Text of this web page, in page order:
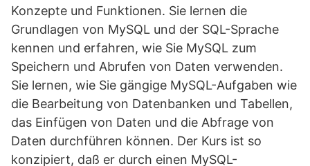
Konzepte und Funktionen. Sie lernen die
Grundlagen von MySQL und der SQL-Sprache
kennen und erfahren, wie Sie MySQL zum
Speichern und Abrufen von Daten verwenden.
Sie lernen, wie Sie gängige MySQL-Aufgaben wie
die Bearbeitung von Datenbanken und Tabellen,
das Einfügen von Daten und die Abfrage von
Daten durchführen können. Der Kurs ist so
konzipiert, daß er durch einen MySQL-